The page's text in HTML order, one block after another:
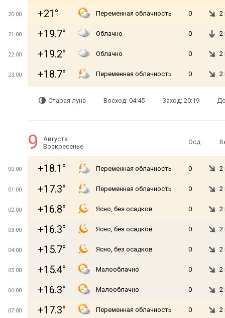
20:00 +21° Переменная облачность 0 2
21:00 +19.7° Облачно 0 2
22:00 +19.2° Облачно 0 2
23:00 +18.7° Переменная облачность 0 2
Старая луна Восход: 04:45 Заход: 20:19
9
Августа
Воскресенье
Осд.
00:00 +18.1° Переменная облачность 0 2
01:00 +17.3° Переменная облачность 0 2
02:00 +16.8° Ясно, без осадков 0 2
03:00 +16.3° Ясно, без осадков 0 2
04:00 +15.7° Ясно, без осадков 0 2
05:00 +15.4° Малооблачно 0 2
06:00 +16.3° Малооблачно 0 2
07:00 +17.3° Переменная облачность 0 2